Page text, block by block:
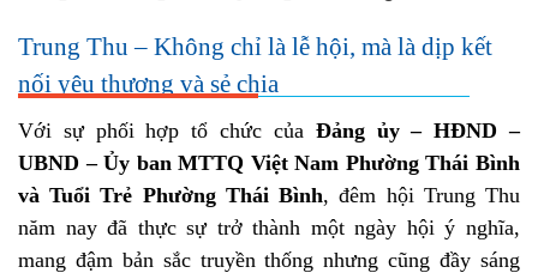
Trung Thu – Không chỉ là lễ hội, mà là dịp kết
nối yêu thương và sẻ chia
Với sự phối hợp tổ chức của Đảng ủy – HĐND –
UBND – Ủy ban MTTQ Việt Nam Phường Thái Bình
và Tuổi Trẻ Phường Thái Bình, đêm hội Trung Thu
năm nay đã thực sự trở thành một ngày hội ý nghĩa,
mang đậm bản sắc truyền thống nhưng cũng đầy sáng